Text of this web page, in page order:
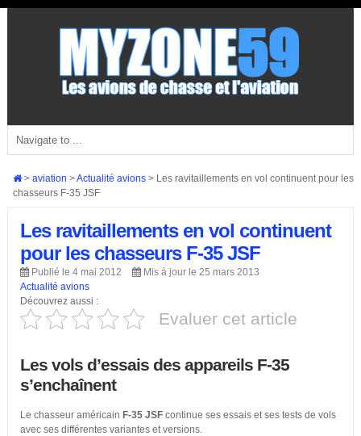
> aviation >Actualité avions> Les ravitaillements en vol continuent pour les
chasseurs F-35 JSF
Les ravitaillements en vol continuent
pour les chasseurs F-35 JSF
Publié le 4 mai 2012
Mis à jour le 25 mars 2013
Actualité avions
Découvrez aussi :
Evaluer cet article
Les vols d’essais des appareils F-35
s’enchaînent
Le chasseur américain F-35 JSFcontinue ses essais et ses tests de vols
avec ses différentes variantes et versions.